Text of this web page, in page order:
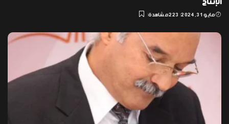
الإنتاج
مايو 31, 2024 223 مشاهدة